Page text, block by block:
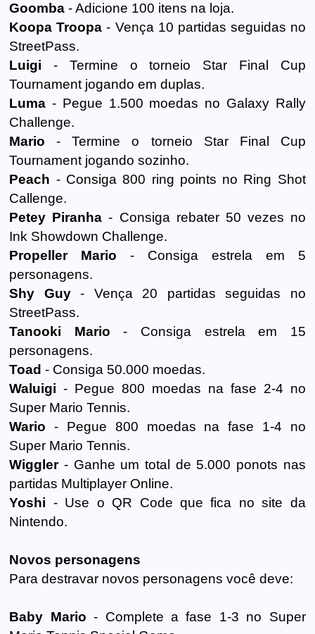
Goomba - Adicione 100 itens na loja.
Koopa Troopa - Vença 10 partidas seguidas no
StreetPass.
Luigi - Termine o torneio Star Final Cup
Tournament jogando em duplas.
Luma - Pegue 1.500 moedas no Galaxy Rally
Challenge.
Mario - Termine o torneio Star Final Cup
Tournament jogando sozinho.
Peach - Consiga 800 ring points no Ring Shot
Callenge.
Petey Piranha - Consiga rebater 50 vezes no
Ink Showdown Challenge.
Propeller Mario - Consiga estrela em 5
personagens.
Shy Guy- Vença 20 partidas seguidas no
StreetPass.
Tanooki Mario - Consiga estrela em 15
personagens.
Toad - Consiga 50.000 moedas.
Waluigi - Pegue 800 moedas na fase 2-4 no
Super Mario Tennis.
Wario - Pegue 800 moedas na fase 1-4 no
Super Mario Tennis.
Wiggler- Ganhe um total de 5.000 ponots nas
partidas Multiplayer Online.
Yoshi - Use o QR Code que fica no site da
Nintendo.
Novos personagens
Para destravar novos personagens você deve:
Baby Mario - Complete a fase 1-3 no Super